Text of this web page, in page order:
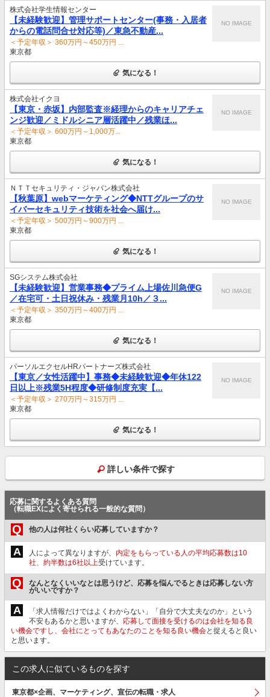
株式会社学生情報センター
【未経験歓迎】管理サポートセンター(事務・入居者
からの電話問合せ対応等)／東急不動産...
＜予定年収＞ 360万円～450万円 ...
東京都
NO IMAGE
気になる！
株式会社イクヨ
【東京・赤坂】内部監査※経理からのキャリアチェ
ンジ歓迎／ミドルシニア層活躍中／残業ほ...
＜予定年収＞ 600万円～1,000万...
東京都
NO IMAGE
気になる！
ＮＴＴセキュリティ・ジャパン株式会社
【秋葉原】webマーケティング◆NTTグループのサ
イバーセキュリティ技術を社会へ届け...
＜予定年収＞ 500万円～900万円 ...
東京都
NO IMAGE
気になる！
SGシステム株式会社
【未経験歓迎】営業事務◆プライム上場佐川急便G
／在宅可・土日祝休み・残業月10h／３...
＜予定年収＞ 350万円～400万円 ...
東京都
NO IMAGE
気になる！
パーソルエクセルHRパートナーズ株式会社
【東京／女性活躍中】事務◆未経験歓迎◆年休122
日以上※残業5H程度◆研修制度充実【...
＜予定年収＞ 270万円～315万円 ...
東京都
NO IMAGE
気になる！
詳しい条件で探す
応募に関するよくある質問
（転職EXによく寄せられる一般的な質問）
Q 他の人は何社くらい応募していますか？
A 人によって異なりますが、 内定をもらっている人の平均応募数は10
社、約半数は6社以上受けています。
Q
なんとなくいいなとは思うけど、応募を悩んでるときは応募しない方
がいいですか？
A
「求人情報だけではよくわからない」「自分で大丈夫なのか」という
不安もあるかと思いますが、 応募して面接を受けるのは会社を知る良
い機会ですし、会社にとってもあなたのことを知る良い機会と捉えると良い
と思います。
この求人に似ているものを探す
東京都×企画、マーケティング、宣伝の転職・求人